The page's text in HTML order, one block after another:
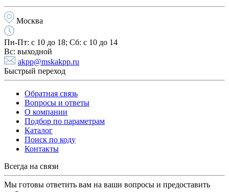
Москва
Пн-Пт: с 10 до 18; Cб: с 10 до 14
Вс: выходной
akpp@mskakpp.ru
Быстрый переход
Обратная связь
Вопросы и ответы
О компании
Подбор по параметрам
Каталог
Поиск по коду
Контакты
Всегда на связи
Мы готовы ответить вам на ваши вопросы и предоставить